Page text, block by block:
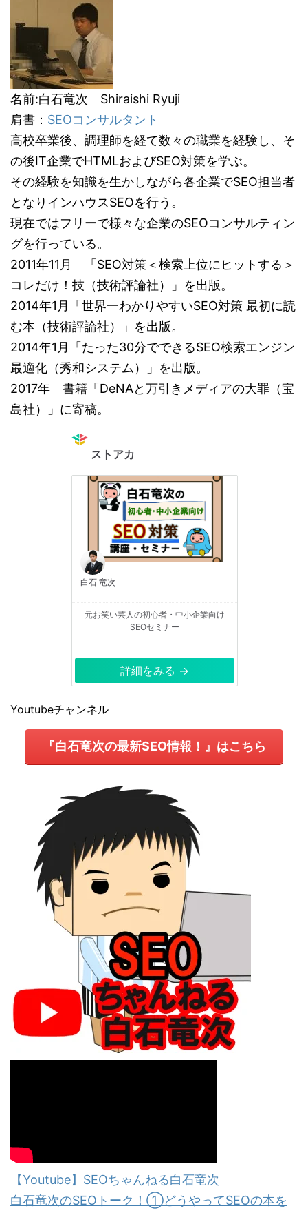
名前:白石竜次 Shiraishi Ryuji
肩書： SEOコンサルタント
高校卒業後、調理師を経て数々の職業を経験し、そ
の後IT企業でHTMLおよびSEO対策を学ぶ。
その経験を知識を生かしながら各企業でSEO担当者
となりインハウスSEOを行う。
現在ではフリーで様々な企業のSEOコンサルティン
グを行っている。
2011年11月 「SEO対策＜検索上位にヒットする＞
コレだけ！技（技術評論社）」を出版。
2014年1月「世界一わかりやすいSEO対策 最初に読
む本（技術評論社）」を出版。
2014年1月「たった30分でできるSEO検索エンジン
最適化（秀和システム）」を出版。
2017年 書籍「DeNAと万引きメディアの大罪（宝
島社）」に寄稿。
ストアカ
白石 竜次
元お笑い芸人の初心者・中小企業向け
SEOセミナー
詳細をみる →
Youtubeチャンネル
『白石竜次の最新SEO情報！』はこちら
【Youtube】SEOちゃんねる白石竜次
白石竜次のSEOトーク！①どうやってSEOの本を